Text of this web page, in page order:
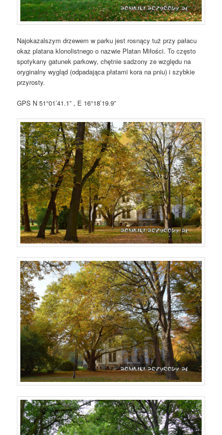
Najokazalszym drzewem w parku jest rosnący tuż przy pałacu
okaz platana klonolistnego o nazwie Platan Miłości. To często
spotykany gatunek parkowy, chętnie sadzony ze względu na
oryginalny wygląd (odpadająca płatami kora na pniu) i szybkie
przyrosty.
GPS N 51°01’41.1” , E 16°18’19.9”